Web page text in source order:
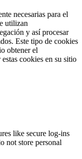
necesarias para el
utilizan
y así procesar
Este tipo de cookies
obtener el
cookies en su sitio
like secure log-ins
not store personal